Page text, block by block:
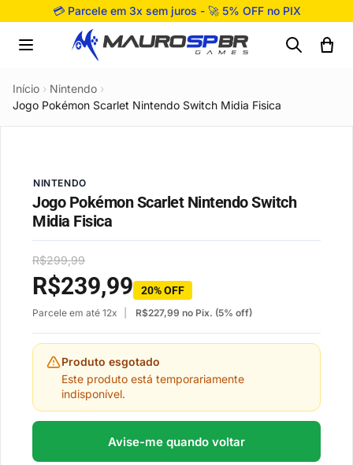
Pular para o conteúdo
💳 Parcele em 3x sem juros - 🚀 5% OFF no PIX
Início › Nintendo ›
Jogo Pokémon Scarlet Nintendo Switch Midia Fisica
NINTENDO
Jogo Pokémon Scarlet Nintendo Switch
Midia Fisica
R$299,99
R$239,99 20% OFF
Parcele em até 12x R$227,99 no Pix. (5% off)
Produto esgotado
Este produto está temporariamente
indisponível.
Avise-me quando voltar